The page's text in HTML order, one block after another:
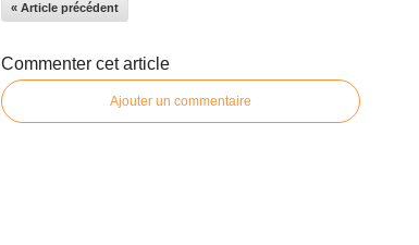
« Article précédent
Commenter cet article
Ajouter un commentaire